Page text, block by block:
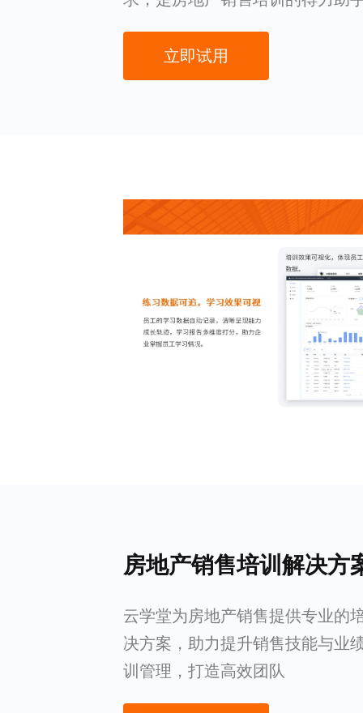
立即试用
房地产销售培训解决方
云学堂为房地产销售提供专业的
决方案，助力提升销售技能与业
训管理，打造高效团队